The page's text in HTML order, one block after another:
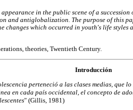
appearance in the public scene of a
and antiglobalization. The purpose of this
changes which occurred in youth's life
theories, Twentieth Century.
Introducción
perteneció a las clases medias, que
en cada país occidental, el concepto de
" (Gillis, 1981)